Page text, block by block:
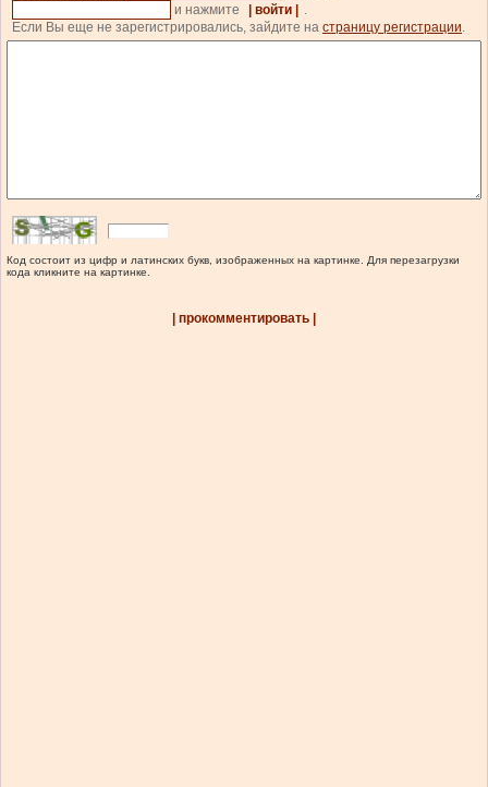
и нажмите
| войти |
.
Если Вы еще не зарегистрировались, зайдите на страницу регистрации.
Код состоит из цифр и латинских букв, изображенных на картинке. Для перезагрузки
кода кликните на картинке.
| прокомментировать |